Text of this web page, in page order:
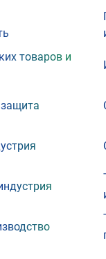
товаров и